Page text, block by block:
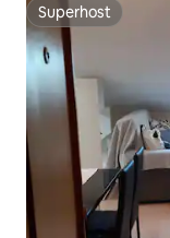
Superhost
Superhost